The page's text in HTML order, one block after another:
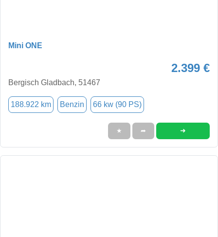
Mini ONE
2.399 €
Bergisch Gladbach, 51467
188.922 km Benzin 66 kw (90 PS)
★ ➦ ➜